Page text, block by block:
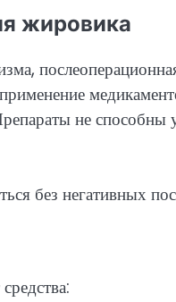
жировика
не